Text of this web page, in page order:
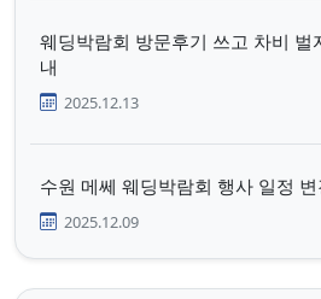
웨딩박람회 방문후기 쓰고 차비 벌
내
2025.12.13
수원 메쎄 웨딩박람회 행사 일정 변
2025.12.09